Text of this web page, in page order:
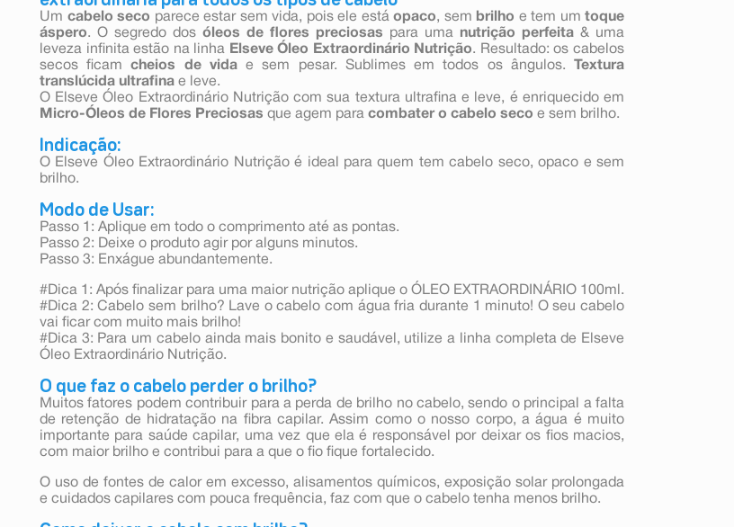
Um cabelo seco parece estar sem vida, pois ele está opaco, sem brilho e tem um toque
áspero. O segredo dos óleos de flores preciosas para uma nutrição perfeita & uma
leveza infinita estão na linha
Elseve Óleo Extraordinário Nutrição. Resultado: os cabelos
secos ficamcheios de vidae sem pesar. Sublimes em todos os ângulos.Textura
translúcida ultrafina e leve.
O Elseve Óleo Extraordinário Nutrição com sua textura ultrafina e leve, é enriquecido em
Micro-Óleos de Flores Preciosas que agem para combater o cabelo seco e sem brilho.
Indicação:
O Elseve Óleo Extraordinário Nutrição é ideal para quem tem cabelo seco, opaco e sem
brilho.
Modo de Usar:
Passo 1: Aplique em todo o comprimento até as pontas.
Passo 2: Deixe o produto agir por alguns minutos.
Passo 3: Enxágue abundantemente.
#Dica 1: Após finalizar para uma maior nutrição aplique o ÓLEO EXTRAORDINÁRIO 100ml.
#Dica 2: Cabelo sem brilho? Lave o cabelo com água fria durante 1 minuto! O seu cabelo
vai ficar com muito mais brilho!
#Dica 3: Para um cabelo ainda mais bonito e saudável, utilize a linha completa de Elseve
Óleo Extraordinário Nutrição.
O que faz o cabelo perder o brilho?
Muitos fatores podem contribuir para a perda de brilho no cabelo, sendo o principal a falta
de retenção de hidratação na fibra capilar. Assim como o nosso corpo, a água é muito
importante para saúde capilar, uma vez que ela é responsável por deixar os fios macios,
com maior brilho e contribui para a que o fio fique fortalecido.
O uso de fontes de calor em excesso, alisamentos químicos, exposição solar prolongada
e cuidados capilares com pouca frequência, faz com que o cabelo tenha menos brilho.